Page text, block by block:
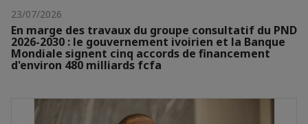
23/07/2026
En marge des travaux du groupe consultatif du PND
2026-2030 : le gouvernement ivoirien et la Banque
Mondiale signent cinq accords de financement
d'environ 480 milliards fcfa